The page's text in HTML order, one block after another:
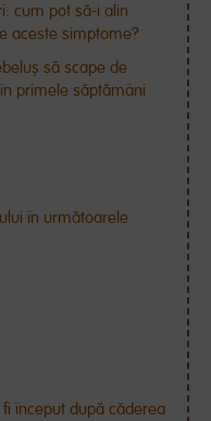
cum pot să-i alin
aceste simptome?
să scape de
primele săptămâni
în următoarele
început după căderea